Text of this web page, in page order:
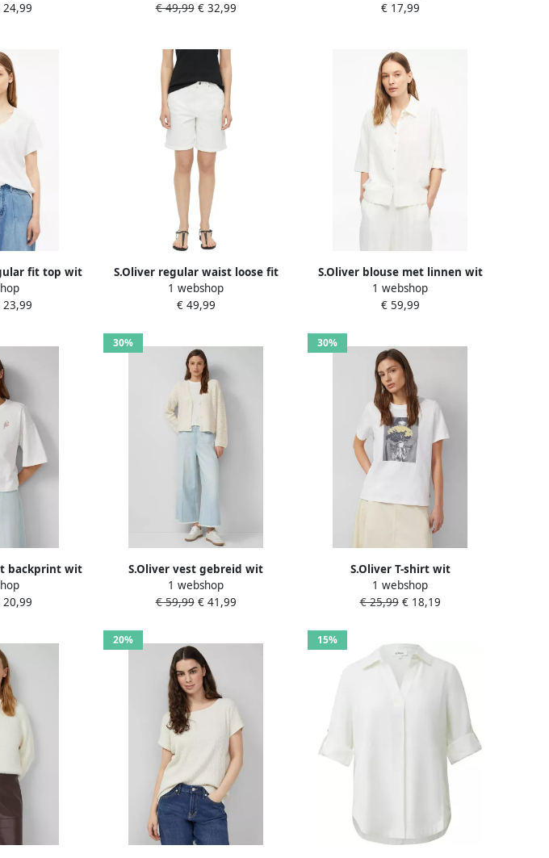
puur katoen
€ 49,99€ 32,99
katoen
€ 17,99
fit top wit
S.Oliver regular waist loose fit
korte broek wit
1 webshop
€ 49,99
S.Oliver blouse met linnen wit
1 webshop
€ 59,99
backprint wit
30%
S.Oliver vest gebreid wit
1 webshop
€ 59,99€ 41,99
30%
S.Oliver T-shirt wit
1 webshop
€ 25,99€ 18,19
20% 15%